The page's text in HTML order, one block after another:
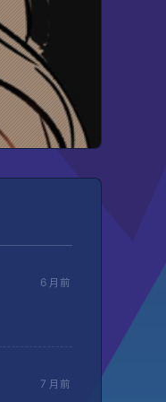
读书。
6月前
7月前